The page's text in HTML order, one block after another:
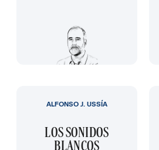
LOS SONIDOS
BLANCOS
ALFONSO J. USSÍA